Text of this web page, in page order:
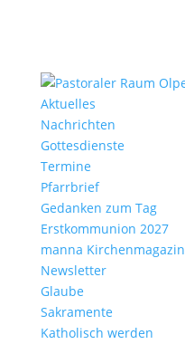
Aktu­elles
Nach­richten
Gottes­dienste
Termine
Pfarr­brief
Gedanken zum Tag
Erst­kom­mu­nion 2027
manna Kirchen­ma­gazin
News­letter
Glaube
Sakra­mente
Katho­lisch werden